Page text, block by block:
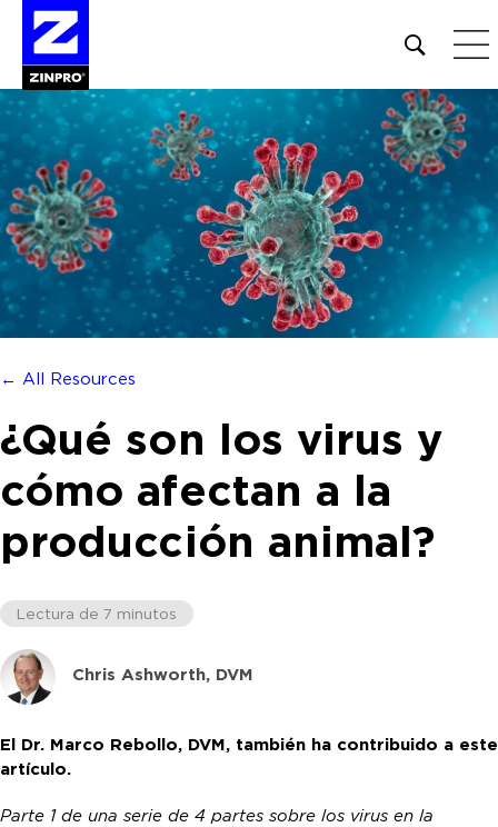
Open
site
search
form
Buscar:
← All Resources
¿Qué son los virus y
cómo afectan a la
producción animal?
Lectura de 7 minutos
Chris Ashworth, DVM
El Dr. Marco Rebollo, DVM, también ha contribuido a este
artículo.
Parte 1 de una serie de 4 partes sobre los virus en la